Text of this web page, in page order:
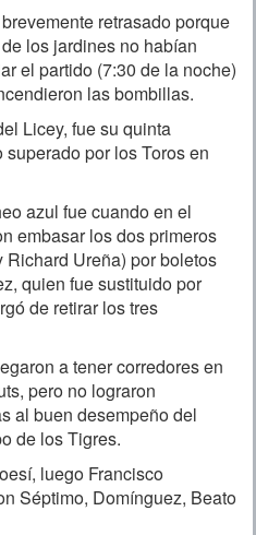
retrasado porque
los jardines no habían
el partido (7:30 de la noche)
las bombillas.
Licey, fue su quinta
por los Toros en
azul fue cuando en el
embasar los dos primeros
Ureña) por boletos
quien fue sustituido por
de retirar los tres
a tener corredores en
pero no lograron
al buen desempeño del
de los Tigres.
luego Francisco
Séptimo, Domínguez, Beato